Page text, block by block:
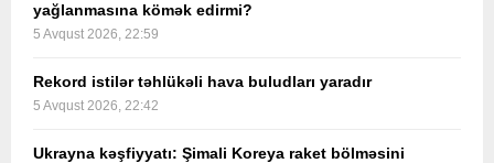
yağlanmasına kömək edirmi?
5 Avqust 2026, 22:59
Rekord istilər təhlükəli hava buludları yaradır
5 Avqust 2026, 22:42
Ukrayna kəşfiyyatı: Şimali Koreya raket bölməsini